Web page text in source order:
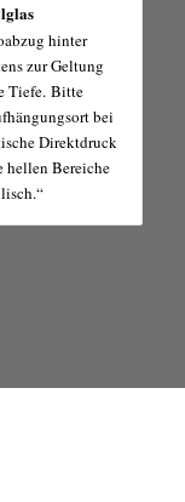
hinter
zur Geltung
Tiefe. Bitte
bei
Direktdruck
hellen Bereiche